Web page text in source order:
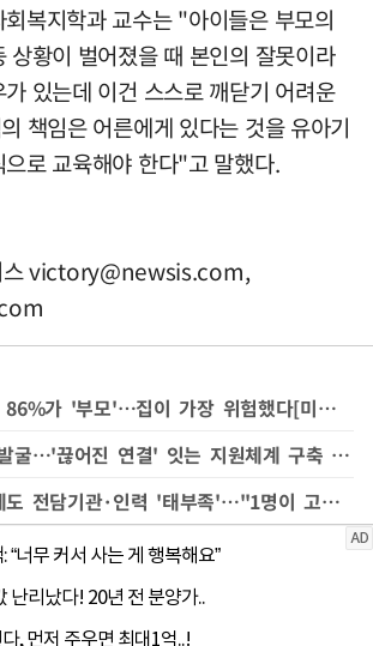
복지학과 교수는 "아이들은 부모의
상황이 벌어졌을 때 본인의 잘못이라
있는데 이건 스스로 깨닫기 어려운
책임은 어른에게 있다는 것을 유아기
로 교육해야 한다"고 말했다.
victory@newsis.com,
아동학대 가해자 86%가 '부모'…집이 가장 위험했다[미래세대가 병들고 있다⑪]
은둔 청년 조기 발굴…'끊어진 연결' 잇는 지원체계 구축 시급[미래세대가 병들고 있다⑩]
은둔 청년 급증에도 전담기관·인력 '태부족'…"1명이 고립 청년 147명 관리"[미래세대가 병들고 있다⑨]